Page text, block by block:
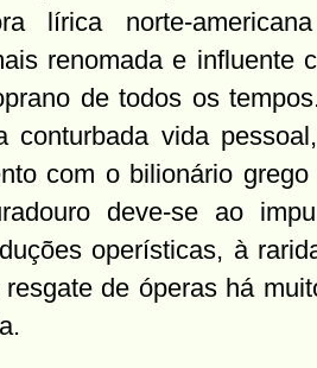
lírica norte-
renomada e influente
de todos os
conturbada vida
com o bilionário
deve-se ao
operísticas, à
de óperas há